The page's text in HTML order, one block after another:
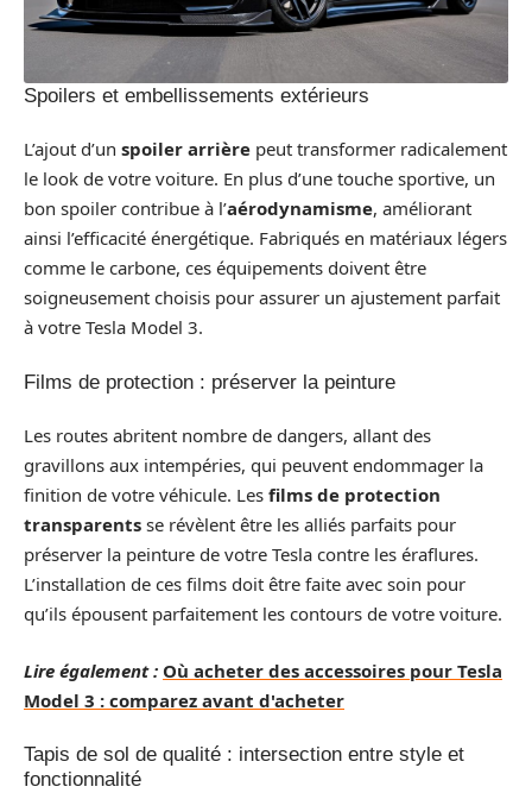
Spoilers et embellissements extérieurs
L’ajout d’un spoiler arrière peut transformer radicalement
le look de votre voiture. En plus d’une touche sportive, un
bon spoiler contribue à l’aérodynamisme, améliorant
ainsi l’efficacité énergétique. Fabriqués en matériaux légers
comme le carbone, ces équipements doivent être
soigneusement choisis pour assurer un ajustement parfait
à votre Tesla Model 3.
Films de protection : préserver la peinture
Les routes abritent nombre de dangers, allant des
gravillons aux intempéries, qui peuvent endommager la
finition de votre véhicule. Les films de protection
transparents se révèlent être les alliés parfaits pour
préserver la peinture de votre Tesla contre les éraflures.
L’installation de ces films doit être faite avec soin pour
qu’ils épousent parfaitement les contours de votre voiture.
Lire également : Où acheter des accessoires pour Tesla
Model 3 : comparez avant d'acheter
Tapis de sol de qualité : intersection entre style et
fonctionnalité